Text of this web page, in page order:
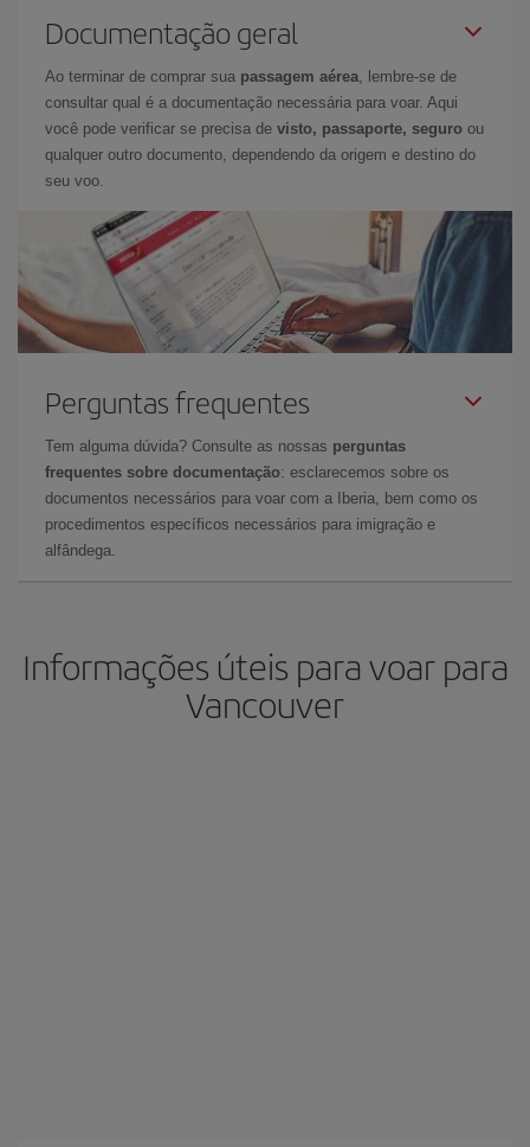
Documentação geral
Ao terminar de comprar sua passagem aérea, lembre-se de
consultar qual é a documentação necessária para voar. Aqui
você pode verificar se precisa de visto, passaporte, seguro ou
qualquer outro documento, dependendo da origem e destino do
seu voo.
Perguntas frequentes
Tem alguma dúvida? Consulte as nossas perguntas
frequentes sobre documentação: esclarecemos sobre os
documentos necessários para voar com a Iberia, bem como os
procedimentos específicos necessários para imigração e
alfândega.
Informações úteis para voar para
Vancouver